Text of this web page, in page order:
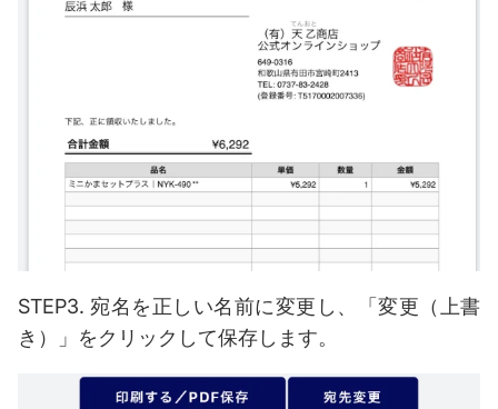
STEP3. 宛名を正しい名前に変更し、「変更（上書
き）」をクリックして保存します。